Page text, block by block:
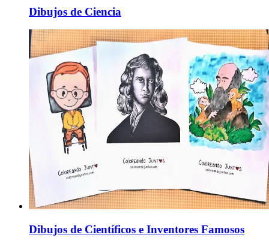
Dibujos de Ciencia
Dibujos de Científicos e Inventores Famosos